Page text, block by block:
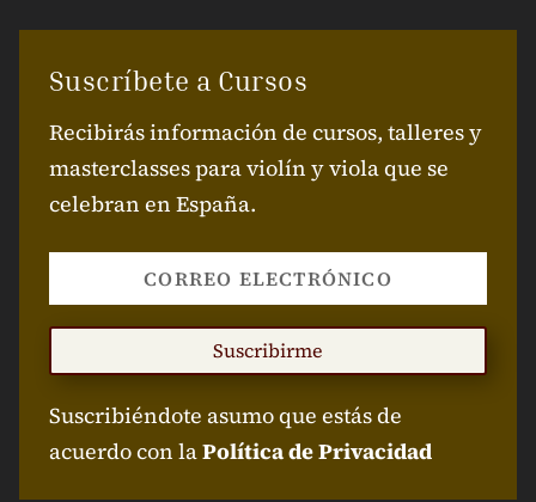
Suscríbete a Cursos
Recibirás información de cursos, talleres y
masterclasses para violín y viola que se
celebran en España.
Suscribirme
Suscribiéndote asumo que estás de
acuerdo con laPolítica de Privacidad